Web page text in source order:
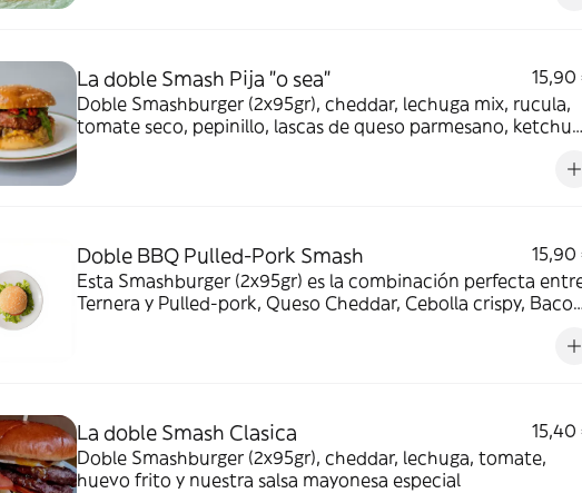
La doble Smash Pija "o sea"
15,90
Doble Smashburger (2x95gr), cheddar, lechuga mix, rucula,
tomate seco, pepinillo, lascas de queso parmesano, ketchup
Doble BBQ Pulled-Pork Smash
15,90
Esta Smashburger (2x95gr) es la combinación perfecta
Ternera y Pulled-pork, Queso Cheddar, Cebolla crispy, Bacon
La doble Smash Clasica
15,40
Doble Smashburger (2x95gr), cheddar, lechuga, tomate,
huevo frito y nuestra salsa mayonesa especial